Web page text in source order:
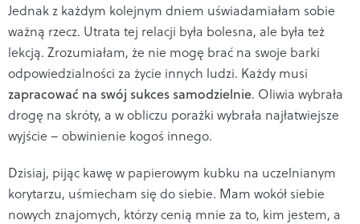
Jednak z każdym kolejnym dniem uświadamiałam sobie
ważną rzecz. Utrata tej relacji była bolesna, ale była też
lekcją. Zrozumiałam, że nie mogę brać na swoje barki
odpowiedzialności za życie innych ludzi. Każdy musi
zapracować na swój sukces samodzielnie. Oliwia wybrała
drogę na skróty, a w obliczu porażki wybrała najłatwiejsze
wyjście – obwinienie kogoś innego.
Dzisiaj, pijąc kawę w papierowym kubku na uczelnianym
korytarzu, uśmiecham się do siebie. Mam wokół siebie
nowych znajomych, którzy cenią mnie za to, kim jestem, a